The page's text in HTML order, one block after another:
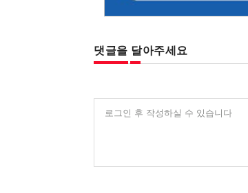
댓글을 달아주세요
로그인 후 작성하실 수 있습니다